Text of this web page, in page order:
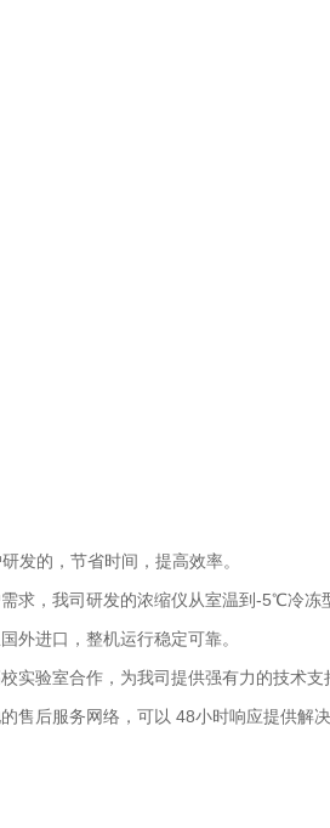
发的，节省时间，提高效率。
，我司研发的浓缩仪从室温到-5℃冷
外进口，整机运行稳定可靠。
验室合作，为我司提供强有力的技术支
后服务网络，可以 48小时响应提供解